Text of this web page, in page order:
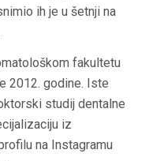
ih je u šetnji na
fakultetu
2012. godine. Iste
studij dentalne
iz
na Instagramu